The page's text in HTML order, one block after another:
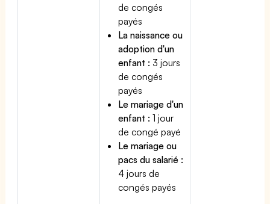
de congés
payés
La naissance ou
adoption d'un
enfant : 3 jours
de congés
payés
Le mariage d'un
enfant : 1 jour
de congé payé
Le mariage ou
pacs du salarié :
4 jours de
congés payés